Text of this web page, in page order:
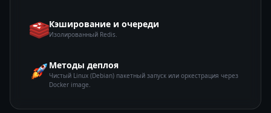
Кэширование и очереди
Изолированный Redis.
Методы деплоя
Чистый Linux (Debian) пакетный запуск или оркестрация через
Docker image.